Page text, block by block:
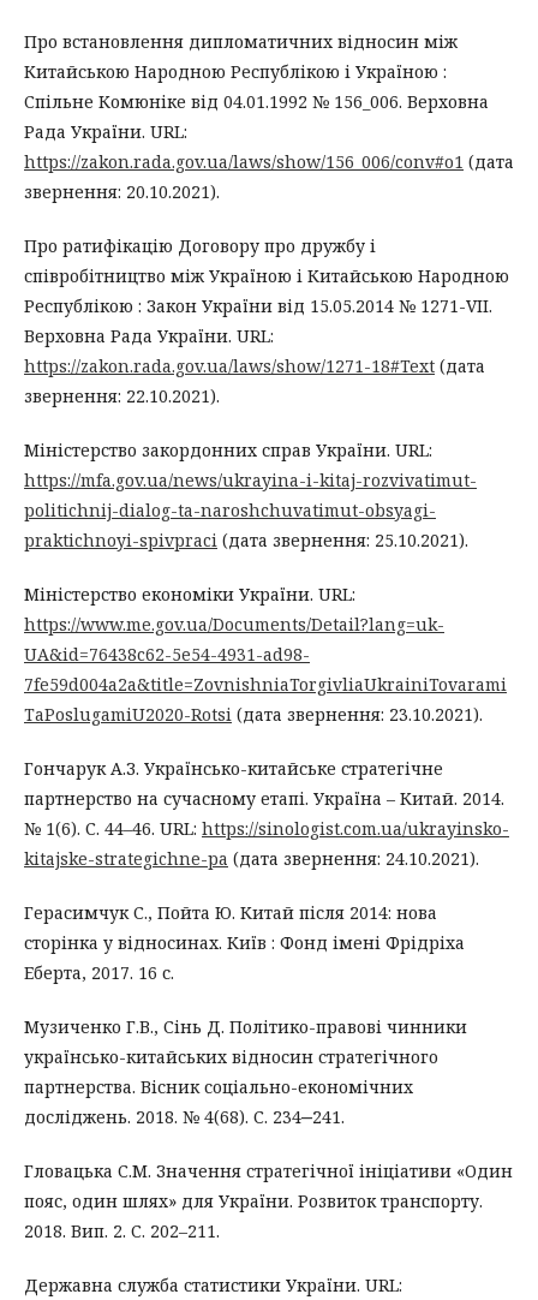
Про встановлення дипломатичних відносин між
Китайською Народною Республікою і Україною :
Спільне Комюніке від 04.01.1992 № 156_006. Верховна
Рада України. URL:
https://zakon.rada.gov.ua/laws/show/156_006/conv#o1 (дата
звернення: 20.10.2021).
Про ратифікацію Договору про дружбу і
співробітництво між Україною і Китайською Народною
Республікою : Закон України від 15.05.2014 № 1271-VII.
Верховна Рада України. URL:
https://zakon.rada.gov.ua/laws/show/1271-18#Text (дата
звернення: 22.10.2021).
Міністерство закордонних справ України. URL:
https://mfa.gov.ua/news/ukrayina-i-kitaj-rozvivatimut-
politichnij-dialog-ta-naroshchuvatimut-obsyagi-
praktichnoyi-spivpraci (дата звернення: 25.10.2021).
Міністерство економіки України. URL:
https://www.me.gov.ua/Documents/Detail?lang=uk-
UA&id=76438c62-5e54-4931-ad98-
7fe59d004a2a&title=ZovnishniaTorgivliaUkrainiTovarami
TaPoslugamiU2020-Rotsi (дата звернення: 23.10.2021).
Гончарук А.З. Українсько-китайське стратегічне
партнерство на сучасному етапі. Україна – Китай. 2014.
№ 1(6). С. 44–46. URL: https://sinologist.com.ua/ukrayinsko-
kitajske-strategichne-pa (дата звернення: 24.10.2021).
Герасимчук С., Пойта Ю. Китай після 2014: нова
сторінка у відносинах. Київ : Фонд імені Фрідріха
Еберта, 2017. 16 с.
Музиченко Г.В., Сінь Д. Політико-правові чинники
українсько-китайських відносин стратегічного
партнерства. Вісник соціально-економічних
досліджень. 2018. № 4(68). С. 234‒241.
Гловацька С.М. Значення стратегічної ініціативи «Один
пояс, один шлях» для України. Розвиток транспорту.
2018. Вип. 2. С. 202–211.
Державна служба статистики України. URL: